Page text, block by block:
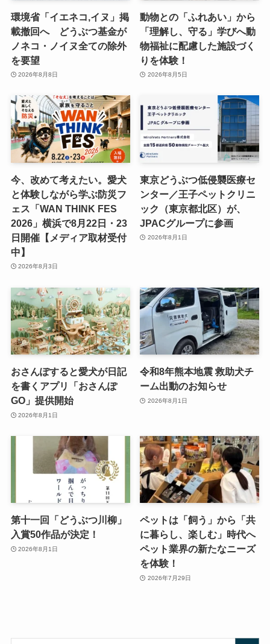
環境省「イエネコ,イヌ」掲
載撤回へ どうぶつ基金が
ノネコ・ノイヌ全ての除外
を要望
2026年8月8日
動物との「ふれあい」から
「理解し、守る」学びへ動
物福祉に配慮した施設づく
りを体験！
2026年8月5日
今、改めて考えたい。愛犬
と体験しながら学ぶ防災フ
ェス「WAN THINK FES
2026」横浜で8月22日・23
日開催【メディア取材受付
中】
2026年8月3日
東京どうぶつ低侵襲医療セ
ンター／王子ペットクリニ
ック（東京都北区）が、
JPACグループに参画
2026年8月1日
おさんぽすると愛犬が日記
を書くアプリ「おさんぽ
GO」提供開始
2026年8月1日
令和8年熊本地震 救助犬チ
ーム出動のお知らせ
2026年8月1日
第十一回「どうぶつ川柳」
入賞50作品が決定！
2026年8月1日
ペットは「飼う」から「共
に暮らし、楽しむ」時代へ
ペット業界の新たなニーズ
を体験！
2026年7月29日